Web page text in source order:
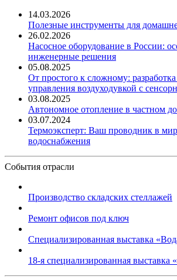
14.03.2026
Полезные инструменты для
26.02.2026
Насосное оборудование в России:
инженерные решения
05.08.2025
От простого к сложному:
управления воздуходувкой с
03.08.2025
Автономное отопление в частном
03.07.2024
Термоэксперт: Ваш проводник в
водоснабжения
События отрасли
Производство складских стеллажей
Ремонт офисов под ключ
Специализированная выставка
18-я специализированная выставка